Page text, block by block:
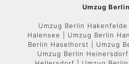
Umzug
Umzug Berlin
Halensee | Umzug Berlin
Berlin Haselhorst | Umzug
Umzug Berlin